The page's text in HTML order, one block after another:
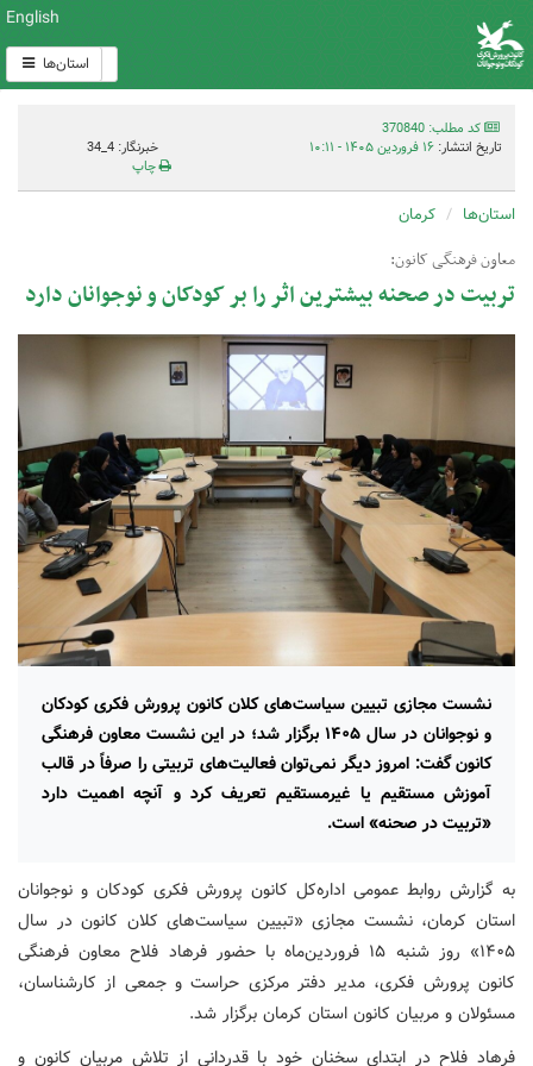
English
استان‌ها
کد مطلب: 370840
تاریخ انتشار: ۱۶ فروردین ۱۴۰۵ - ۱۰:۱۱
خبرنگار: 4_34
چاپ
استان‌ها کرمان
معاون فرهنگی کانون:
تربیت در صحنه بیشترین اثر را بر کودکان و نوجوانان دارد
نشست مجازی تبیین سیاست‌های کلان کانون پرورش فکری کودکان
و نوجوانان در سال ۱۴۰۵ برگزار شد؛ در این نشست معاون فرهنگی
کانون گفت: امروز دیگر نمی‌توان فعالیت‌های تربیتی را صرفاً در قالب
آموزش مستقیم یا غیرمستقیم تعریف کرد و آنچه اهمیت دارد
«تربیت در صحنه» است.
به گزارش روابط عمومی اداره‌کل کانون پرورش فکری کودکان و نوجوانان
استان کرمان، نشست مجازی «تبیین سیاست‌های کلان کانون در سال
۱۴۰۵» روز شنبه ۱۵ فروردین‌ماه با حضور فرهاد فلاح معاون فرهنگی
کانون پرورش فکری، مدیر دفتر مرکزی حراست و جمعی از کارشناسان،
مسئولان و مربیان کانون استان کرمان برگزار شد.
فرهاد فلاح در ابتدای سخنان خود با قدردانی از تلاش مربیان کانون و